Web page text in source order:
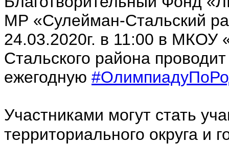
МР «Сулейман-Стальский
24.03.2020г. в 11:00 в
Стальского района проводит
ежегодную
Участниками могут стать
территориального округа и